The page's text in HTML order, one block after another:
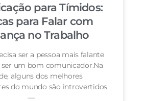
para Tímidos:
para Falar com
no Trabalho
ser a pessoa mais falante
ser um bom comunicador.Na
alguns dos melhores
do mundo são introvertidos
—